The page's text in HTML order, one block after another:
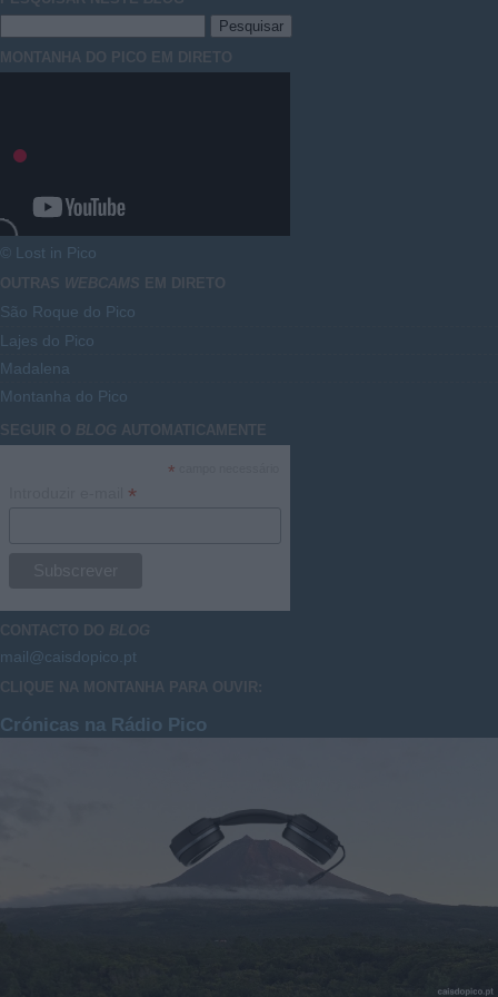
MONTANHA DO PICO EM DIRETO
© Lost in Pico
OUTRAS WEBCAMS EM DIRETO
São Roque do Pico
Lajes do Pico
Madalena
Montanha do Pico
SEGUIR O BLOG AUTOMATICAMENTE
*
*
CONTACTO DO BLOG
mail@caisdopico.pt
CLIQUE NA MONTANHA PARA OUVIR:
Crónicas na Rádio Pico